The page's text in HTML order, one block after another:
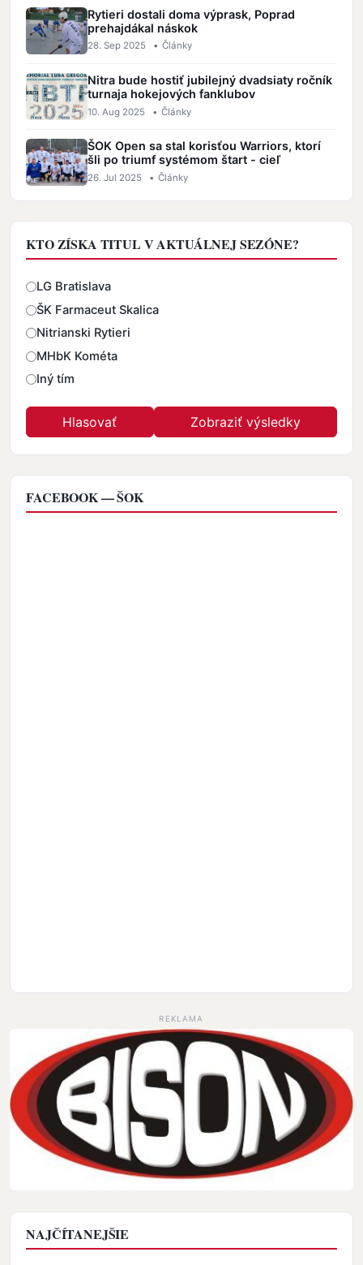
Rytieri dostali doma výprask, Poprad
prehajdákal náskok
28. Sep 2025 • Články
Nitra bude hostiť jubilejný dvadsiaty ročník
turnaja hokejových fanklubov
10. Aug 2025 • Články
ŠOK Open sa stal korisťou Warriors, ktorí
šli po triumf systémom štart - cieľ
26. Jul 2025 • Články
KTO ZÍSKA TITUL V AKTUÁLNEJ SEZÓNE?
Odpovede
LG Bratislava
ŠK Farmaceut Skalica
Nitrianski Rytieri
MHbK Kométa
Iný tím
FACEBOOK — ŠOK
REKLAMA
NAJČÍTANEJŠIE